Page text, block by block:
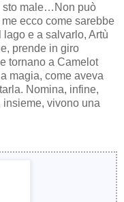
sto male…Non può
ecco come sarebbe
e a salvarlo, Artù
prende in giro
tornano a Camelot
magia, come aveva
Nomina, infine,
vivono una